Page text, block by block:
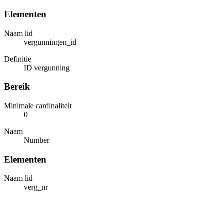
Elementen
Naam lid
vergunningen_id
Definitie
ID vergunning
Bereik
Minimale cardinaliteit
0
Naam
Number
Elementen
Naam lid
verg_nr